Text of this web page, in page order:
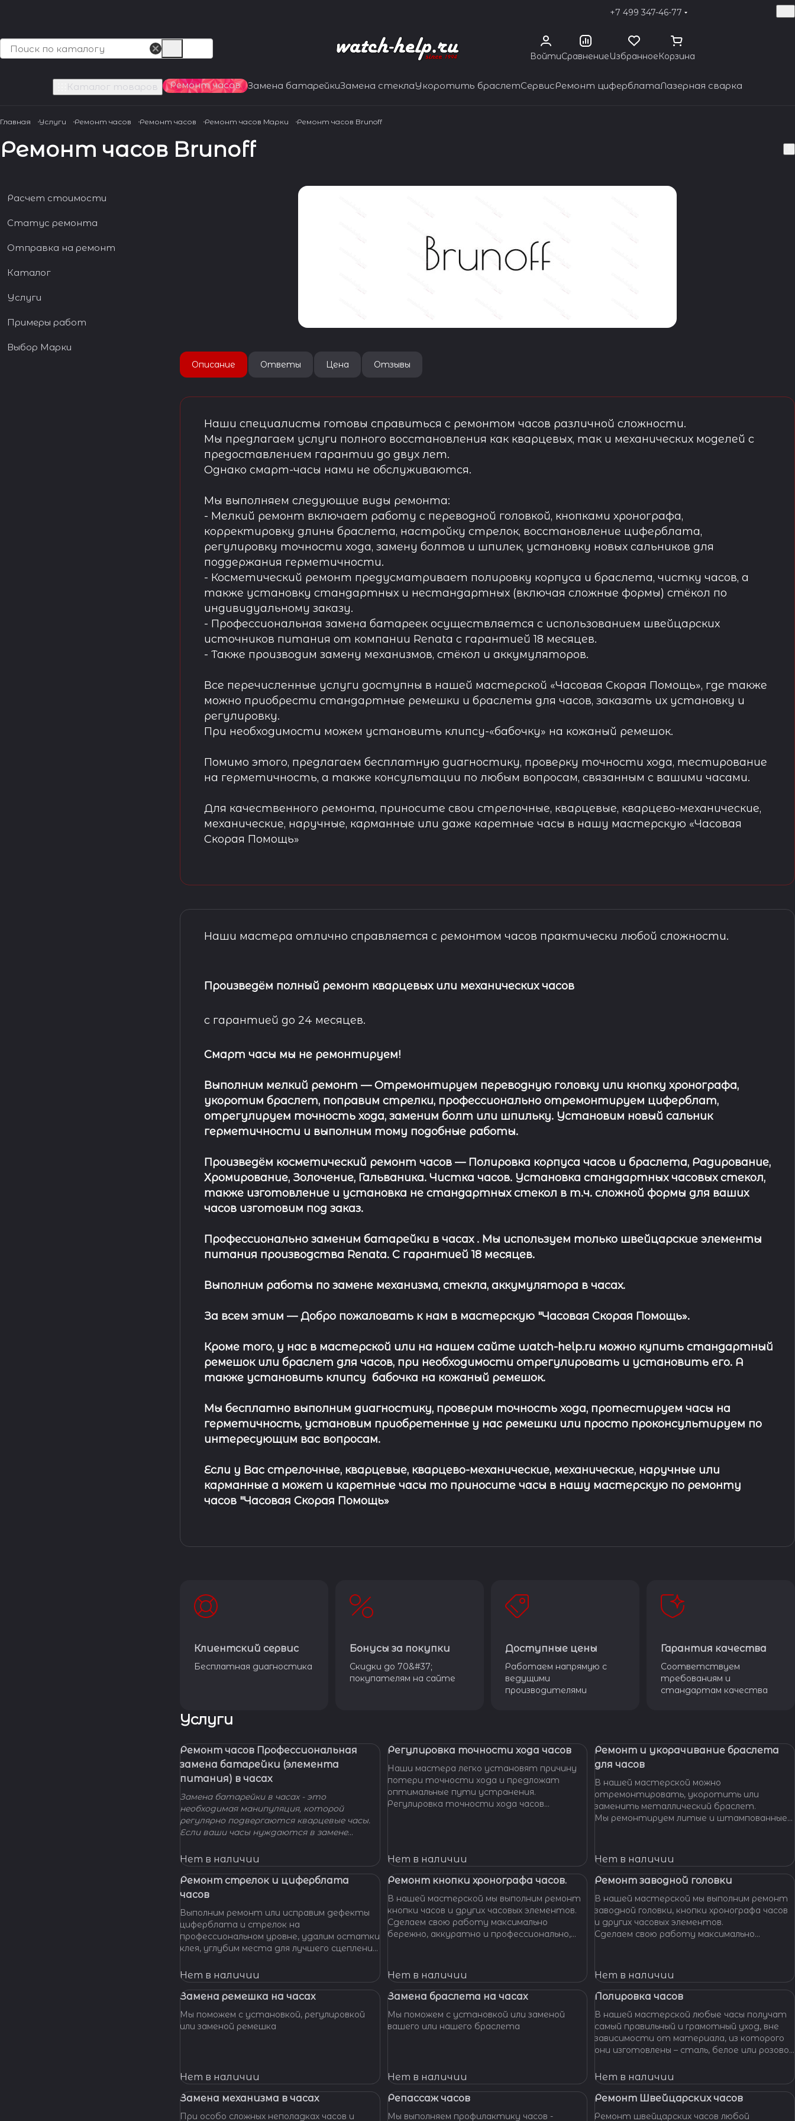
+7 499 347-46-77
ВойтиСравнениеИзбранноеКорзина
Каталог товаров Ремонт часов Замена батарейкиЗамена стеклаУкоротить браслетСервисРемонт циферблатаЛазерная сварка
Главная Услуги Ремонт часов Ремонт часов Ремонт часов Марки Ремонт часов Brunoff
Ремонт часов Brunoff
Описание Ответы Цена Отзывы
Наши специалисты готовы справиться с ремонтом часов различной сложности.
Мы предлагаем услуги полного восстановления как кварцевых, так и механических моделей с
предоставлением гарантии до двух лет.
Однако смарт-часы нами не обслуживаются.
Мы выполняем следующие виды ремонта:
- Мелкий ремонт включает работу с переводной головкой, кнопками хронографа,
корректировку длины браслета, настройку стрелок, восстановление циферблата,
регулировку точности хода, замену болтов и шпилек, установку новых сальников для
поддержания герметичности.
- Косметический ремонт предусматривает полировку корпуса и браслета, чистку часов, а
также установку стандартных и нестандартных (включая сложные формы) стёкол по
индивидуальному заказу.
- Профессиональная замена батареек осуществляется с использованием швейцарских
источников питания от компании Renata с гарантией 18 месяцев.
- Также производим замену механизмов, стёкол и аккумуляторов.
Все перечисленные услуги доступны в нашей мастерской «Часовая Скорая Помощь», где также
можно приобрести стандартные ремешки и браслеты для часов, заказать их установку и
регулировку.
При необходимости можем установить клипсу-«бабочку» на кожаный ремешок.
Помимо этого, предлагаем бесплатную диагностику, проверку точности хода, тестирование
на герметичность, а также консультации по любым вопросам, связанным с вашими часами.
Для качественного ремонта, приносите свои стрелочные, кварцевые, кварцево-механические,
механические, наручные, карманные или даже каретные часы в нашу мастерскую «Часовая
Скорая Помощь»
Наши мастера отлично справляется с ремонтом часов практически любой сложности.
Произведём полный ремонт кварцевых или механических часов
с гарантией до 24 месяцев.
Смарт часы мы не ремонтируем!
Выполним мелкий ремонт — Отремонтируем переводную головку или кнопку хронографа,
укоротим браслет, поправим стрелки, профессионально отремонтируем циферблат,
отрегулируем точность хода, заменим болт или шпильку. Установим новый сальник
герметичности и выполним тому подобные работы.
Произведём косметический ремонт часов— Полировка корпуса часов и браслета, Радирование,
Хромирование, Золочение, Гальваника. Чистка часов. Установка стандартных часовых стекол,
также изготовление и установка не стандартных стекол в т.ч. сложной формы для ваших
часов изготовим под заказ.
Профессионально заменим батарейки в часах . Мы используем только швейцарские элементы
питания производства Renata. С гарантией 18 месяцев.
Выполним работы по замене механизма, стекла, аккумулятора в часах.
За всем этим —Добро пожаловать к нам в мастерскую "Часовая Скорая Помощь».
Кроме того, у нас в мастерской или на нашем сайте watch-help.ru можно купить стандартный
ремешокилибраслет для часов, при необходимости отрегулировать и установить его. А
также установить клипсу бабочка на кожаный ремешок.
Мы бесплатно выполним диагностику, проверим точность хода, протестируем часы на
герметичность, установим приобретенные у нас ремешки или просто проконсультируем по
интересующим вас вопросам.
Если у Вас стрелочные, кварцевые, кварцево-механические, механические, наручные или
карманные а может и каретные часы то приносите часы в нашу мастерскую по ремонту
часов "Часовая Скорая Помощь»
Клиентский сервис
Бесплатная диагностика
Бонусы за покупки
Скидки до 70&#37;
покупателям на сайте
Доступные цены
Работаем напрямую с
ведущими
производителями
Гарантия качества
Соответствуем
требованиям и
стандартам качества
Услуги
Ремонт часов Профессиональная
замена батарейки (элемента
питания) в часах
Замена батарейки в часах - это
необходимая манипуляция, которой
регулярно подвергаются кварцевые часы.
Если ваши часы нуждаются в замене
нашу мастерскую! Наши мастера с
удовольствием помогут вам решить
вашу проблему и произведут замену
батарейки профессионально, быстро,
Нет в наличии
Регулировка точности хода часов
Наши мастера легко установят причину
потери точности хода и предложат
оптимальные пути устранения.
Регулировка точности хода часов
Нет в наличии
Ремонт и укорачивание браслета
для часов
В нашей мастерской можно
отремонтировать, укоротить или
заменить металлический браслет.
Мы ремонтируем литые и штампованные
освежаем их внешний вид,
Нет в наличии
Ремонт стрелок и циферблата
часов
Выполним ремонт или исправим дефекты
циферблата и стрелок на
профессиональном уровне, удалим остатки
клея, углубим места для лучшего сцепления
стрелки, метки, камни. Восстановим
крепления циферблата к механизму.
Нет в наличии
Ремонт кнопки хронографа часов.
В нашей мастерской мы выполним ремонт
кнопки часов и других часовых элементов.
Сделаем свою работу максимально
бережно, аккуратно и профессионально,
Нет в наличии
Ремонт заводной головки
В нашей мастерской мы выполним ремонт
заводной головки, кнопки хронографа часов
и других часовых элементов.
Сделаем свою работу максимально
Нет в наличии
Замена ремешка на часах
Мы поможем с установкой, регулировкой
или заменой ремешка
Нет в наличии
Замена браслета на часах
Мы поможем с установкой или заменой
вашего или нашего браслета
Нет в наличии
Полировка часов
В нашей мастерской любые часы получат
самый правильный и грамотный уход, вне
зависимости от материала, из которого
они изготовлены – сталь, белое или розовое
специалисты отполируют практически
любой материал.
Нет в наличии
Замена механизма в часах
При особо сложных неполадках часов и
Репассаж часов
Мы выполняем профилактику часов -
Ремонт Швейцарских часов
Ремонт швейцарских часов любой
Расчет стоимости
Статус ремонта
Отправка на ремонт
Каталог
Услуги
Примеры работ
Выбор Марки